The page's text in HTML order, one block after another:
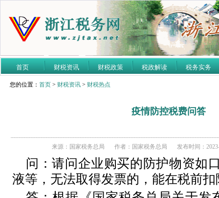
首页 财税资讯 财税政策 税政解读 税务实务
您的位置： 首页 > 财税资讯 > 财税热点
疫情防控税费问答
来源：国家税务总局 作者：国家税务总局 发布时间：
问：请问企业购买的防护物资如
液等，无法取得发票的，能在税前扣